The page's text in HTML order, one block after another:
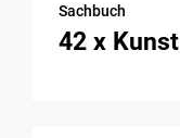
Sachbuch
42 x Kunst